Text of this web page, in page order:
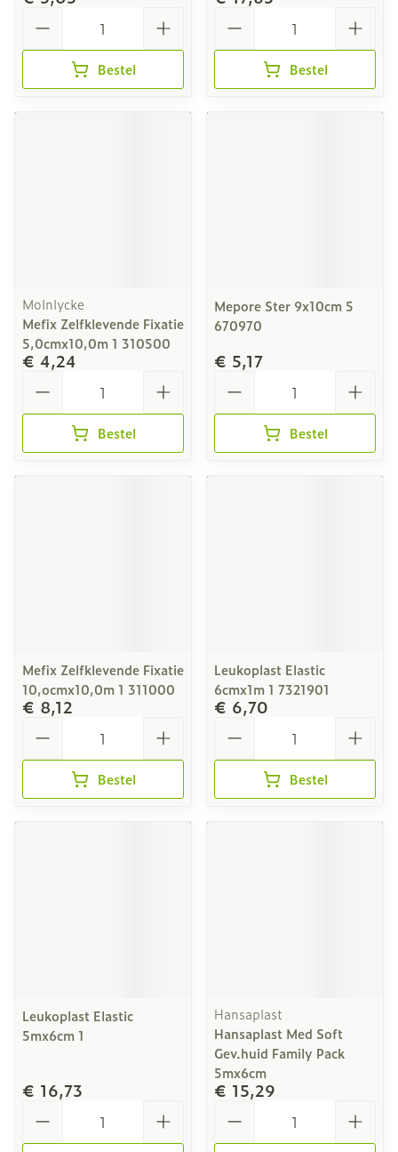
Bestel Bestel
Molnlycke
Mefix Zelfklevende Fixatie
5,0cmx10,0m 1 310500
€ 4,24
Bestel
Mepore Ster 9x10cm 5
670970
€ 5,17
Bestel
Mefix Zelfklevende Fixatie
10,ocmx10,0m 1 311000
€ 8,12
Bestel
Leukoplast Elastic
6cmx1m 1 7321901
€ 6,70
Bestel
Leukoplast Elastic
5mx6cm 1
€ 16,73
Hansaplast
Hansaplast Med Soft
Gev.huid Family Pack
5mx6cm
€ 15,29